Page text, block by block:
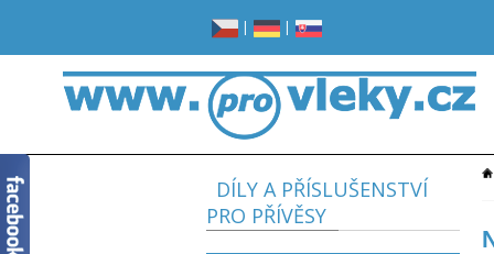
DÍLY A PŘÍSLUŠENSTVÍ
PRO PŘÍVĚSY
| |